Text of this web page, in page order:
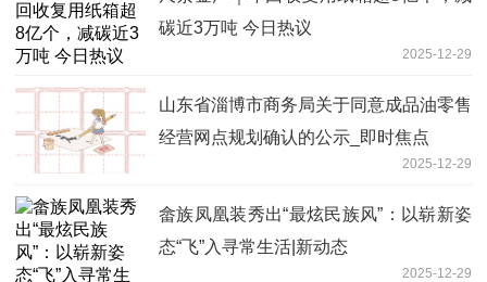
碳近3万吨 今日热议
2025-12-29
山东省淄博市商务局关于同意成品油零售
经营网点规划确认的公示_即时焦点
2025-12-29
畲族凤凰装秀出“最炫民族风”：以崭新姿
态“飞”入寻常生活|新动态
2025-12-29